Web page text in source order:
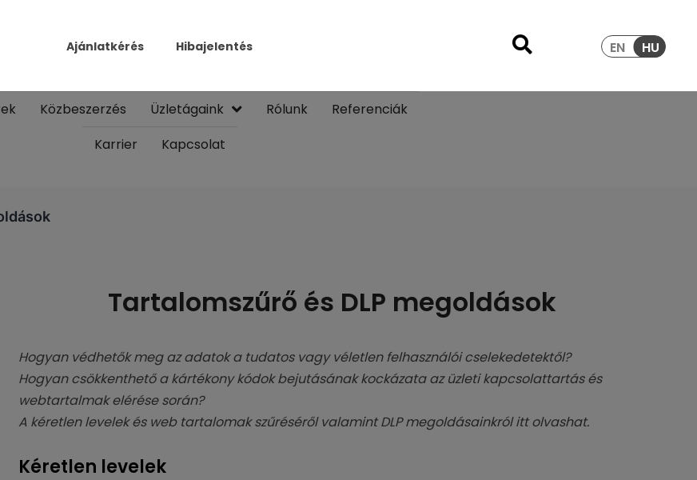
Ajánlatkérés Hibajelentés HU
EN
Közbeszerzés Üzletágaink Rólunk
Referenciák
Karrier
Kapcsolat
Tartalomszűrő és DLP megoldások
Hogyan védhetők meg az adatok a tudatos vagy véletlen felhasználói cselekedetektől?
Hogyan csökkenthető a kártékony kódok bejutásának kockázata az üzleti kapcsolattartás és
webtartalmak elérése során?
A kéretlen levelek és web tartalomak szűréséről valamint DLP megoldásainkról itt olvashat.
Kéretlen levelek